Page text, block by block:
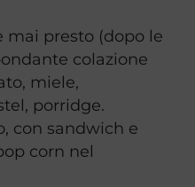
mai presto (dopo le
colazione
miele,
porridge.
con sandwich e
corn nel